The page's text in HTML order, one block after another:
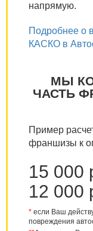
напрямую.
Подробнее о
КАСКО в
МЫ
ЧАСТЬ
Пример
франшизы к
15 000
12 000
* если Ваш
повреждения